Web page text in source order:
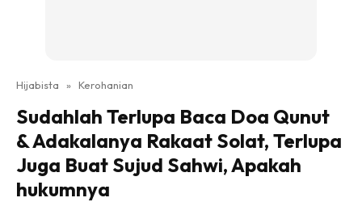
Hijabista » Kerohanian
Sudahlah Terlupa Baca Doa Qunut
& Adakalanya Rakaat Solat, Terlupa
Juga Buat Sujud Sahwi, Apakah
hukumnya